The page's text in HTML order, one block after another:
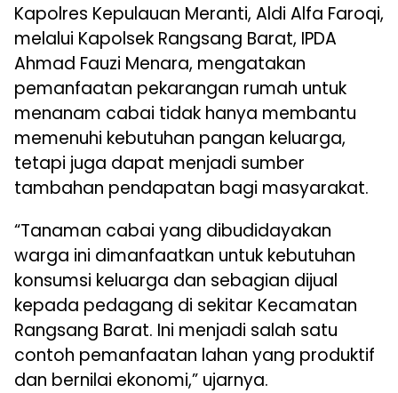
Kapolres Kepulauan Meranti, Aldi Alfa Faroqi,
melalui Kapolsek Rangsang Barat, IPDA
Ahmad Fauzi Menara, mengatakan
pemanfaatan pekarangan rumah untuk
menanam cabai tidak hanya membantu
memenuhi kebutuhan pangan keluarga,
tetapi juga dapat menjadi sumber
tambahan pendapatan bagi masyarakat.
“Tanaman cabai yang dibudidayakan
warga ini dimanfaatkan untuk kebutuhan
konsumsi keluarga dan sebagian dijual
kepada pedagang di sekitar Kecamatan
Rangsang Barat. Ini menjadi salah satu
contoh pemanfaatan lahan yang produktif
dan bernilai ekonomi,” ujarnya.